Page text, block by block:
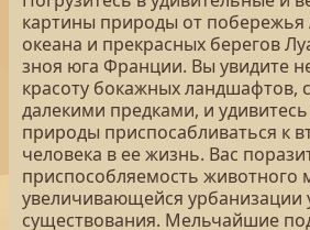
картины природы от побережья
океана и прекрасных берегов
зноя юга Франции. Вы увидите
красоту бокажных ландшафтов,
далекими предками, и
природы приспосабливаться к
человека в ее жизнь. Вас
приспособляемость животного
увеличивающейся урбанизации
существования. Мельчайшие